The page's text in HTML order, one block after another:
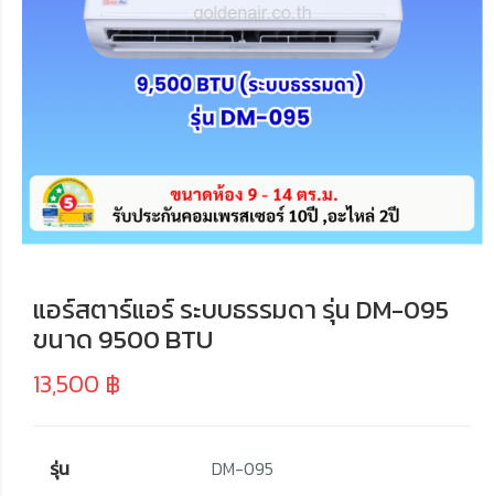
แอร์สตาร์แอร์ ระบบธรรมดา รุ่น DM-095
ขนาด 9500 BTU
13,500 ฿
รุ่น
DM-095